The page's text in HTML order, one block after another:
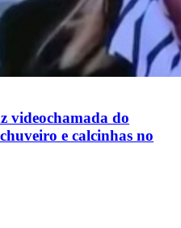
videochamada do
e calcinhas no